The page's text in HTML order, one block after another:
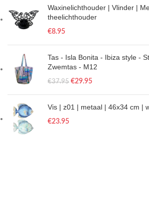
Waxinelichthouder | Vlinder |
theelichthouder
€8.95
Tas - Isla Bonita - Ibiza style -
Zwemtas - M12
€37.95 €29.95
Vis | z01 | metaal | 46x34 cm |
€23.95